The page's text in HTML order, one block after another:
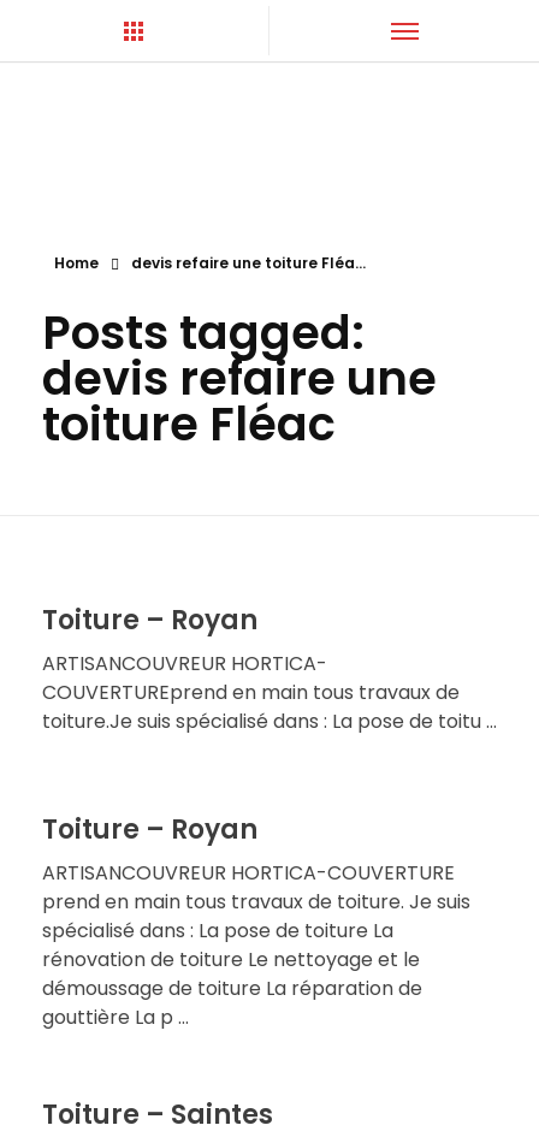
Home devis refaire une toiture Fléa...
Posts tagged:
devis refaire une
toiture Fléac
Toiture – Royan
ARTISANCOUVREUR HORTICA-
COUVERTUREprend en main tous travaux de
toiture.Je suis spécialisé dans : La pose de toitu ...
Toiture – Royan
ARTISANCOUVREUR HORTICA-COUVERTURE
prend en main tous travaux de toiture. Je suis
spécialisé dans : La pose de toiture La
rénovation de toiture Le nettoyage et le
démoussage de toiture La réparation de
gouttière La p ...
Toiture – Saintes